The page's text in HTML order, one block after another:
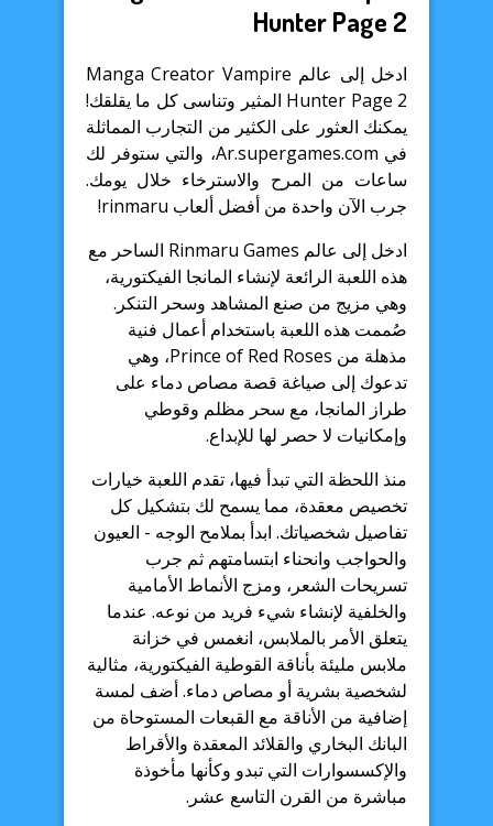
Hunter Page 2
ادخل إلى عالم Manga Creator Vampire
Hunter Page 2 المثير وتناسى كل ما يقلقك!
يمكنك العثور على الكثير من التجارب المماثلة
في Ar.supergames.com، والتي ستوفر لك
ساعات من المرح والاسترخاء خلال يومك.
جرب الآن واحدة من أفضل ألعاب rinmaru!
ادخل إلى عالم Rinmaru Games الساحر مع
هذه اللعبة الرائعة لإنشاء المانجا الفيكتورية،
وهي مزيج من صنع المشاهد وسحر التنكر.
صُممت هذه اللعبة باستخدام أعمال فنية
مذهلة من Prince of Red Roses، وهي
تدعوك إلى صياغة قصة مصاص دماء على
طراز المانجا، مع سحر مظلم وقوطي
وإمكانيات لا حصر لها للإبداع.
منذ اللحظة التي تبدأ فيها، تقدم اللعبة خيارات
تخصيص معقدة، مما يسمح لك بتشكيل كل
تفاصيل شخصياتك. ابدأ بملامح الوجه - العيون
والحواجب وانحناء ابتسامتهم ثم جرب
تسريحات الشعر، ومزج الأنماط الأمامية
والخلفية لإنشاء شيء فريد من نوعه. عندما
يتعلق الأمر بالملابس، انغمس في خزانة
ملابس مليئة بأناقة القوطية الفيكتورية، مثالية
لشخصية بشرية أو مصاص دماء. أضف لمسة
إضافية من الأناقة مع القبعات المستوحاة من
البانك البخاري والقلائد المعقدة والأقراط
والإكسسوارات التي تبدو وكأنها مأخوذة
مباشرة من القرن التاسع عشر.